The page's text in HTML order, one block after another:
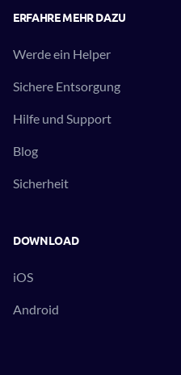
ERFAHRE MEHR DAZU
Werde ein Helper
Sichere Entsorgung
Hilfe und Support
Blog
Sicherheit
DOWNLOAD
iOS
Android